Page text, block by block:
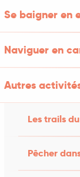
Se baigner en
Naviguer en
Autres
Les trails
Pêcher